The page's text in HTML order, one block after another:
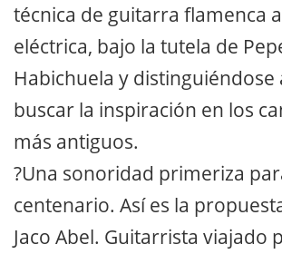
técnica de guitarra flamenca
eléctrica, bajo la tutela de
Habichuela y
buscar la inspiración en los
más antiguos.
?Una sonoridad primeriza
centenario. Así es la
Jaco Abel. Guitarrista viajado